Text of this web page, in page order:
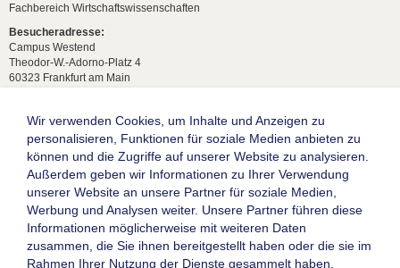
Fachbereich Wirtschaftswissenschaften
Besucheradresse:
Campus Westend
Theodor-W.-Adorno-Platz 4
60323 Frankfurt am Main
Postadresse:
60629 Frankfurt am Main
Studentische Anfragen:
studium[at]wiwi.uni-frankfurt[dot]de
Allgemeine Anfragen:
dekanat02[at]wiwi.uni-frankfurt[dot]de
Wir verwenden Cookies, um Inhalte und Anzeigen zu
personalisieren, Funktionen für soziale Medien anbieten zu
können und die Zugriffe auf unserer Website zu analysieren.
Außerdem geben wir Informationen zu Ihrer Verwendung
unserer Website an unsere Partner für soziale Medien,
Werbung und Analysen weiter. Unsere Partner führen diese
Informationen möglicherweise mit weiteren Daten
zusammen, die Sie ihnen bereitgestellt haben oder die sie im
Rahmen Ihrer Nutzung der Dienste gesammelt haben.